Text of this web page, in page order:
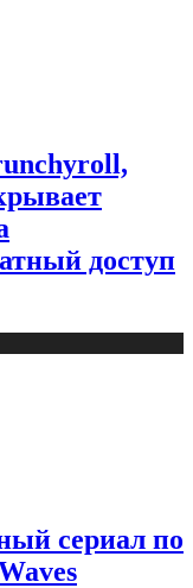
доступ
сериал по